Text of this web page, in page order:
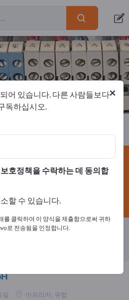
개
일 아프리카, 유럽
×
어 있습니다. 다른 사람들보다
독하십시오.
호정책을 수락하는 데 동의합
할 수 있습니다.
클릭하여 이 양식을 제출함으로써 귀하
로 전송됨을 인정합니다.